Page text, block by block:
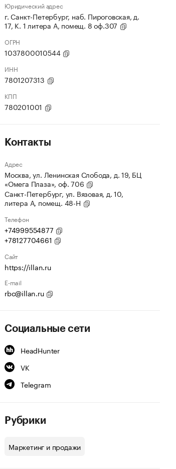
Юридический адрес
г. Санкт-Петербург, наб. Пироговская, д.
17, К. 1 литера А, помещ. 8 оф.307
ОГРН
1037800010544
ИНН
7801207313
КПП
780201001
Контакты
Адрес
Москва, ул. Ленинская Слобода, д. 19, БЦ
«Омега Плаза», оф. 706
Санкт-Петербург, ул. Вязовая, д. 10,
литера А, помещ. 48-Н
Телефон
+74999554877
+78127704661
Сайт
https://illan.ru
E-mail
rbc@illan.ru
Социальные сети
HeadHunter
VK
Telegram
Рубрики
Маркетинг и продажи